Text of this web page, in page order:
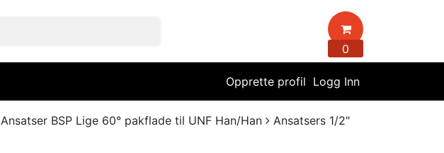
0
Logg Inn
Opprette profil
Ansatser BSP Lige 60° pakflade til UNF Han/Han
Ansatsers 1/2"